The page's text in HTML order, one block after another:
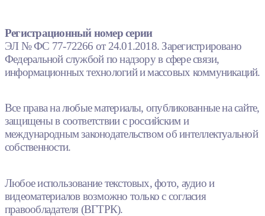
Регистрационный номер серии
ЭЛ № ФС 77-72266 от 24.01.2018. Зарегистрировано
Федеральной службой по надзору в сфере связи,
информационных технологий и массовых коммуникаций.
Все права на любые материалы, опубликованные на сайте,
защищены в соответствии с российским и
международным законодательством об интеллектуальной
собственности.
Любое использование текстовых, фото, аудио и
видеоматериалов возможно только с согласия
правообладателя (ВГТРК).